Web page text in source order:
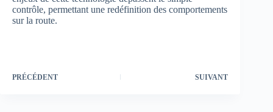
contrôle, permettant une redéfinition des comportements
sur la route.
PRÉCÉDENT SUIVANT